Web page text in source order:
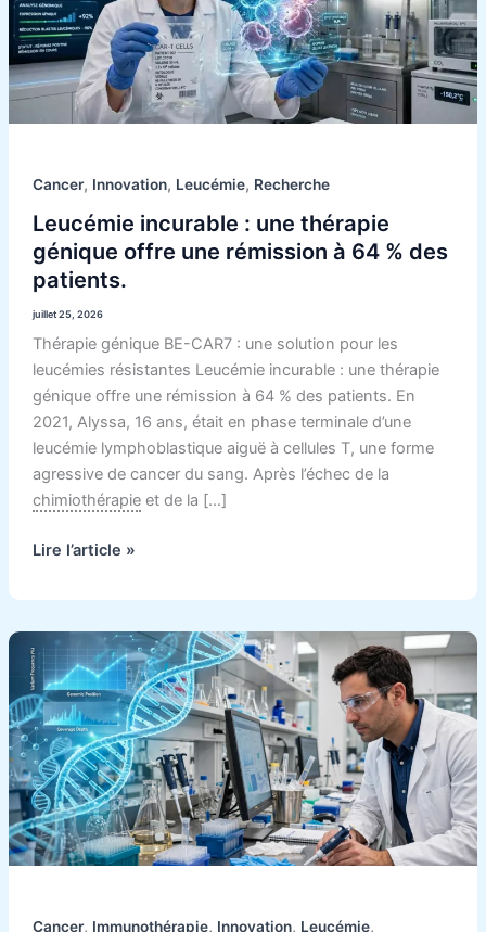
Cancer, Innovation, Leucémie, Recherche
Leucémie incurable : une thérapie
génique offre une rémission à 64 % des
patients.
juillet 25, 2026
Thérapie génique BE-CAR7 : une solution pour les
leucémies résistantes Leucémie incurable : une thérapie
génique offre une rémission à 64 % des patients. En
2021, Alyssa, 16 ans, était en phase terminale d’une
leucémie lymphoblastique aiguë à cellules T, une forme
agressive de cancer du sang. Après l’échec de la
chimiothérapieet de la […]
génique
offre
une
rémission
à
%
patients.
Lire l’article »
Cancer, Immunothérapie, Innovation, Leucémie,
Traitement
du
cancer
:
comment
les
cellules
CAR-
T